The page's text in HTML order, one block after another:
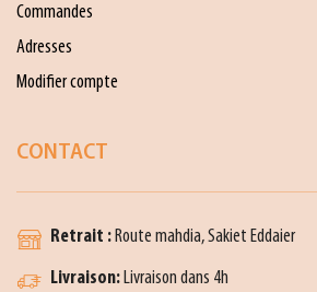
Commandes
Adresses
Modifier compte
CONTACT
Retrait :Route mahdia, Sakiet Eddaier
Livraison:Livraison dans 4h